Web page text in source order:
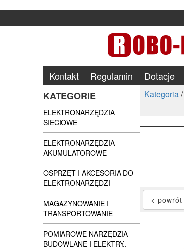
Kontakt Regulamin Dotacje
KATEGORIE
ELEKTRONARZĘDZIA
SIECIOWE
ELEKTRONARZĘDZIA
AKUMULATOROWE
OSPRZĘT I AKCESORIA DO
ELEKTRONARZĘDZI
MAGAZYNOWANIE I
TRANSPORTOWANIE
POMIAROWE NARZĘDZIA
BUDOWLANE I ELEKTRY..
Kategoria/